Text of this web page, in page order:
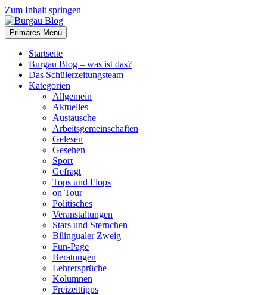
Zum Inhalt springen
Burgau Blog
…von Schülern für Schüler!
Primäres Menü
Startseite
Burgau Blog – was ist das?
Das Schülerzeitungsteam
Kategorien
Allgemein
Aktuelles
Austausche
Arbeitsgemeinschaften
Gelesen
Gesehen
Sport
Gefragt
Tops und Flops
on Tour
Politisches
Veranstaltungen
Stars und Sternchen
Bilingualer Zweig
Fun-Page
Beratungen
Lehrersprüche
Kolumnen
Freizeittipps